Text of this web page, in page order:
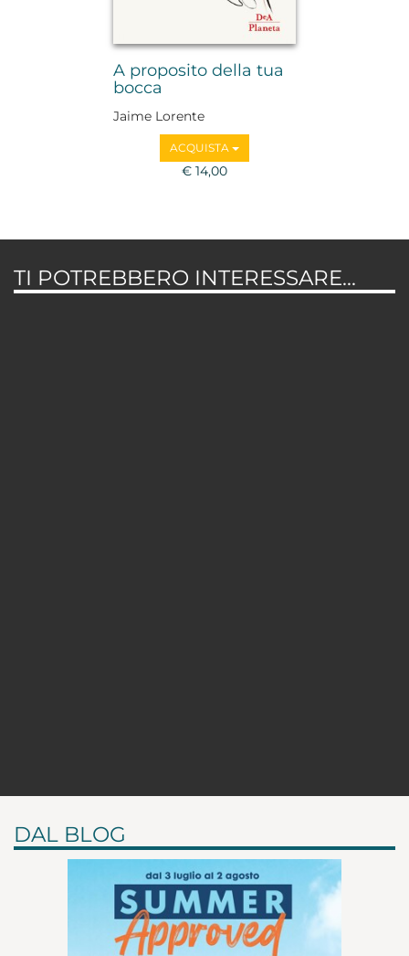
A proposito della tua
bocca
Jaime Lorente
ACQUISTA
€ 14,00
TI POTREBBERO INTERESSARE...
DAL BLOG